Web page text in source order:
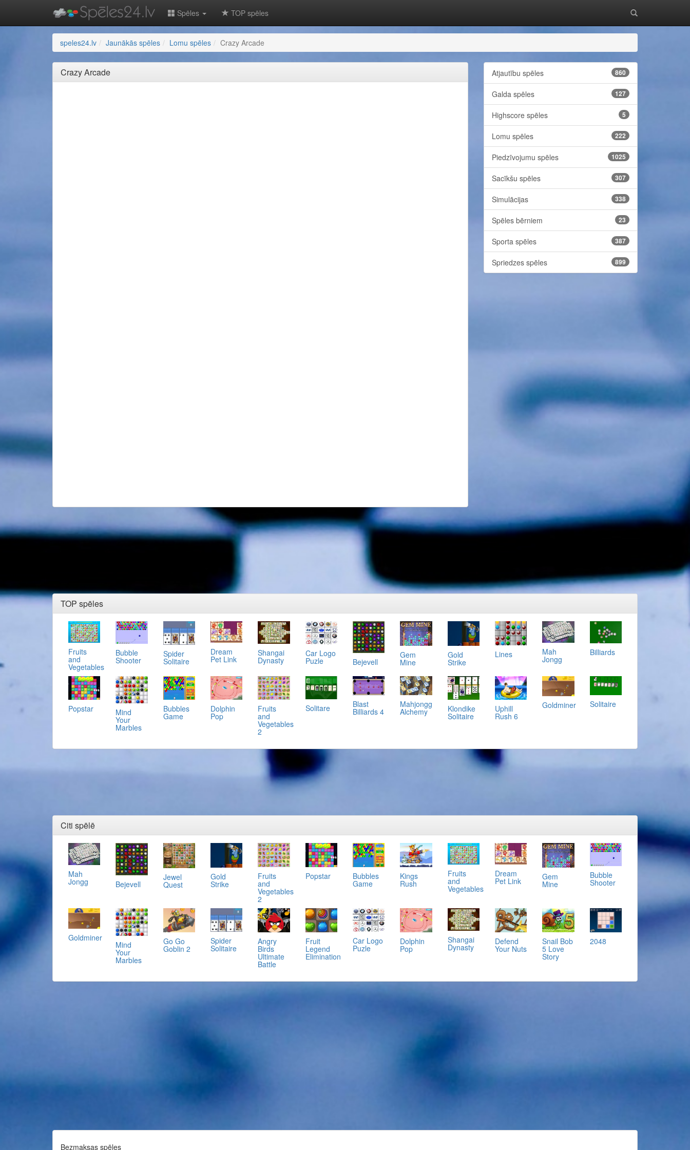
Spēles TOP spēles
speles24.lv Jaunākās spēles Lomu spēles Crazy Arcade
Crazy Arcade Atjautību spēles 860
Galda spēles 127
Highscore spēles 5
Lomu spēles 222
Piedzīvojumu spēles 1025
Sacīkšu spēles 307
Simulācijas 338
Spēles bērniem 23
Sporta spēles 387
Spriedzes spēles 899
TOP spēles
Fruits
and
Vegetables
Bubble
Shooter
Spider
Solitaire
Dream
Pet Link
Shangai
Dynasty
Car Logo
Puzle Bejevell
Gem
Mine
Gold
Strike
Lines Mah
Jongg
Billiards
Popstar Mind
Your
Marbles
Bubbles
Game
Dolphin
Pop
Fruits
and
Vegetables
2
Solitare Blast
Billiards 4
Mahjongg
Alchemy Klondike
Solitaire
Uphill
Rush 6
Goldminer Solitaire
Citi spēlē
Mah
Jongg Bejevell
Jewel
Quest
Gold
Strike
Fruits
and
Vegetables
2
Popstar Bubbles
Game
Kings
Rush
Fruits
and
Vegetables
Dream
Pet Link Gem
Mine
Bubble
Shooter
Goldminer
Mind
Your
Marbles
Go Go
Goblin 2
Spider
Solitaire
Angry
Birds
Ultimate
Battle
Fruit
Legend
Elimination
Car Logo
Puzle
Dolphin
Pop
Shangai
Dynasty
Defend
Your Nuts
Snail Bob
5 Love
Story
2048
Bezmaksas spēles